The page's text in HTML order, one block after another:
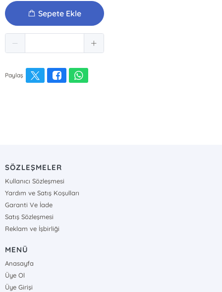
Sepete Ekle
Paylaş
SÖZLEŞMELER
Kullanıcı Sözleşmesi
Yardım ve Satış Koşulları
Garanti Ve İade
Satış Sözleşmesi
Reklam ve İşbirliği
MENÜ
Anasayfa
Üye Ol
Üye Girişi